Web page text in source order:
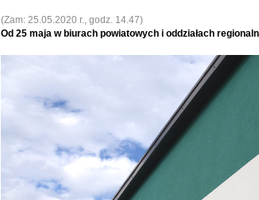
(Zam: 25.05.2020 r., godz. 14.47)
Od 25 maja w biurach powiatowych i oddziałach